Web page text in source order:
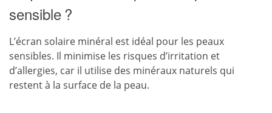
sensible ?
L’écran solaire minéral est idéal pour les peaux
sensibles. Il minimise les risques d’irritation et
d’allergies, car il utilise des minéraux naturels qui
restent à la surface de la peau.